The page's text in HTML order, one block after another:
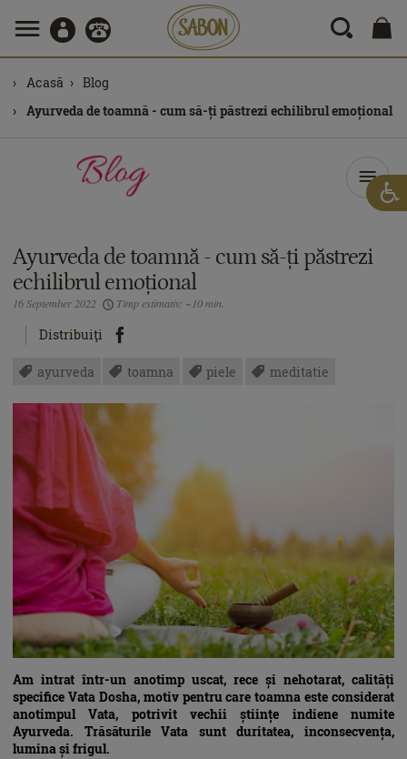
Acasă
Blog
Ayurveda de toamnă - cum să-ți păstrezi echilibrul emoțional
Ayurveda de toamnă - cum să-ți păstrezi
echilibrul emoțional
16 September 2022 Timp estimativ: ~10 min.
Distribuiţi
ayurveda toamna piele meditatie
Am intrat într-un anotimp uscat, rece și nehotarat, calități
specifice Vata Dosha, motiv pentru care toamna este considerat
anotimpul Vata, potrivit vechii științe indiene numite
Ayurveda. Trăsăturile Vata sunt duritatea, inconsecvența,
lumina și frigul.